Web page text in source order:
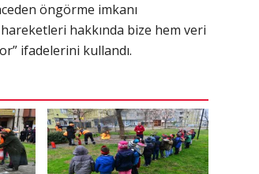
öngörme imkanı
hakkında bize hem veri
ifadelerini kullandı.